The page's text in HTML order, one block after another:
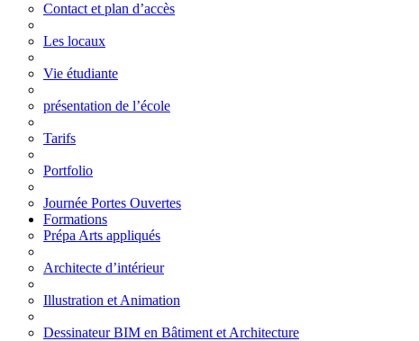
Contact et plan d’accès
Les locaux
Vie étudiante
présentation de l’école
Tarifs
Portfolio
Journée Portes Ouvertes
Formations
Prépa Arts appliqués
Architecte d’intérieur
Illustration et Animation
Dessinateur BIM en Bâtiment et Architecture